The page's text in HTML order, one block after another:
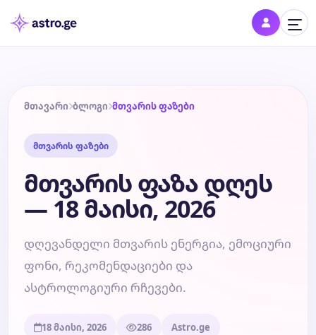
დღის ჰოროსკოპი
კვირის ჰოროსკოპი
წლის ჰოროსკოპი
მთავარი ბლოგი მთვარის ფაზები
მთვარის ფაზები
მთვარის ფაზა დღეს
— 18 მაისი, 2026
დღევანდელი მთვარის ენერგია, ემოციური
ფონი, რეკომენდაციები და
ასტროლოგიური რჩევები.
18 მაისი, 2026 286 Astro.ge